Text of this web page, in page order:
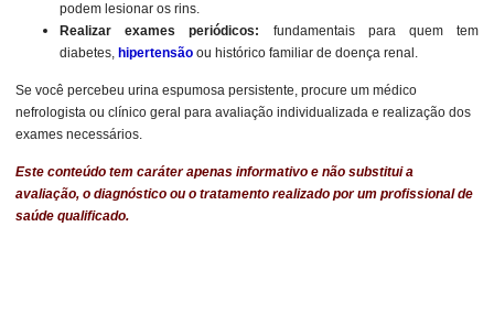
podem lesionar os rins.
Realizar exames periódicos: fundamentais para quem tem
diabetes, hipertensão ou histórico familiar de doença renal.
Se você percebeu urina espumosa persistente, procure um médico
nefrologista ou clínico geral para avaliação individualizada e realização dos
exames necessários.
Este conteúdo tem caráter apenas informativo e não substitui a
avaliação, o diagnóstico ou o tratamento realizado por um profissional de
saúde qualificado.